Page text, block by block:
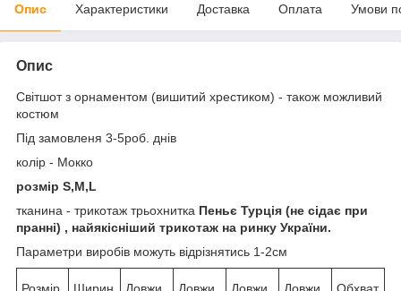
Опис Характеристики Доставка Оплата Умови
Опис
Світшот з орнаментом (вишитий хрестиком) - також можливий
костюм
Під замовленя 3-5роб. днів
колір - Мокко
розмір S,M,L
тканина - трикотаж трьохнитка Пеньє Турція (не сідає при
пранні) , найякісніший трикотаж на ринку України.
Параметри виробів можуть відрізнятись 1-2см
Розмір
Ширин
Довжи
Довжи
Довжи
Довжи
Обхват